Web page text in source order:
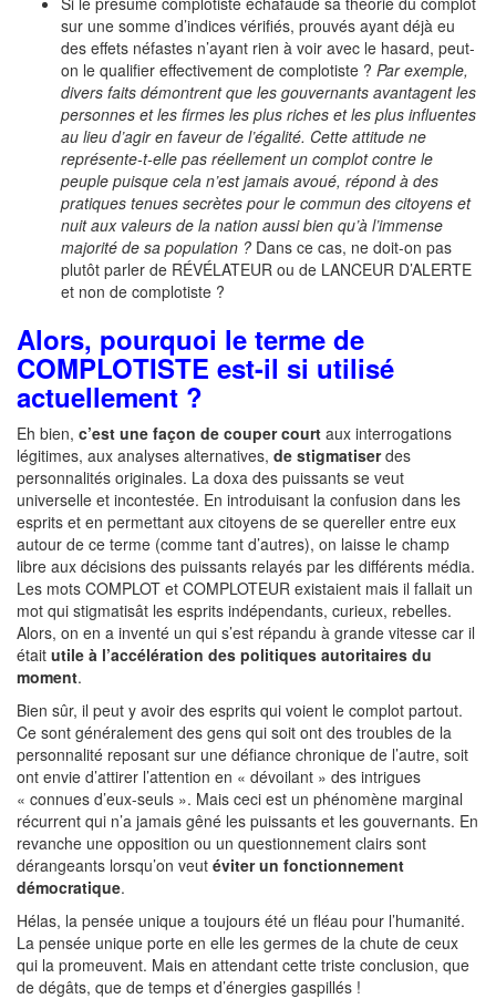
sur une somme d’indices vérifiés, prouvés ayant déjà eu
des effets néfastes n’ayant rien à voir avec le hasard, peut-
on le qualifier effectivement de complotiste ? Par exemple,
divers faits démontrent que les gouvernants avantagent les
personnes et les firmes les plus riches et les plus influentes
au lieu d’agir en faveur de l’égalité. Cette attitude ne
représente-t-elle pas réellement un complot contre le
peuple puisque cela n’est jamais avoué, répond à des
pratiques tenues secrètes pour le commun des citoyens et
nuit aux valeurs de la nation aussi bien qu’à l’immense
majorité de sa population ? Dans ce cas, ne doit-on pas
plutôt parler de RÉVÉLATEUR ou de LANCEUR D’ALERTE
et non de complotiste ?
Alors, pourquoi le terme de
COMPLOTISTE est-il si utilisé
actuellement ?
Eh bien, c’est une façon de couper court aux interrogations
légitimes, aux analyses alternatives, de stigmatiserdes
personnalités originales. La doxa des puissants se veut
universelle et incontestée. En introduisant la confusion dans les
esprits et en permettant aux citoyens de se quereller entre eux
autour de ce terme (comme tant d’autres), on laisse le champ
libre aux décisions des puissants relayés par les différents média.
Les mots COMPLOT et COMPLOTEUR existaient mais il fallait un
mot qui stigmatisât les esprits indépendants, curieux, rebelles.
Alors, on en a inventé un qui s’est répandu à grande vitesse car il
était utile à l’accélération des politiques autoritaires du
moment.
Bien sûr, il peut y avoir des esprits qui voient le complot partout.
Ce sont généralement des gens qui soit ont des troubles de la
personnalité reposant sur une défiance chronique de l’autre, soit
ont envie d’attirer l’attention en « dévoilant » des intrigues
« connues d’eux-seuls ». Mais ceci est un phénomène marginal
récurrent qui n’a jamais gêné les puissants et les gouvernants. En
revanche une opposition ou un questionnement clairs sont
dérangeants lorsqu’on veut éviter un fonctionnement
démocratique.
Hélas, la pensée unique a toujours été un fléau pour l’humanité.
La pensée unique porte en elle les germes de la chute de ceux
qui la promeuvent. Mais en attendant cette triste conclusion, que
de dégâts, que de temps et d’énergies gaspillés !